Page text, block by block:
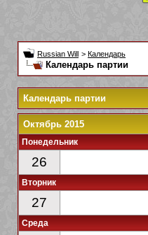
Russian Will > Календарь
Календарь партии
Календарь партии
Октябрь 2015
Понедельник
26
Вторник
27
Среда